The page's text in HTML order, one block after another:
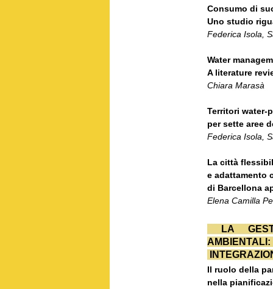
Consumo di
Uno studio
Federica Isola,
Water
A literature
Chiara Marasà
Territori water-
per sette aree
Federica Isola,
La città
e adattamento
di Barcellona
Elena Camilla
LA
AMBIENTALI:
Il ruolo della
nella